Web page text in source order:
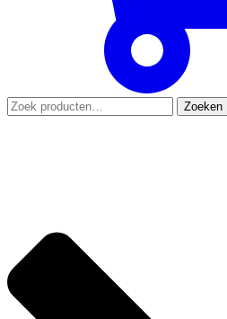
Zoeken
naar:
Zoeken